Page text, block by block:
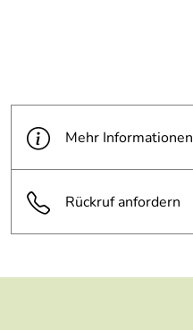
Mehr Informationen
Rückruf anfordern